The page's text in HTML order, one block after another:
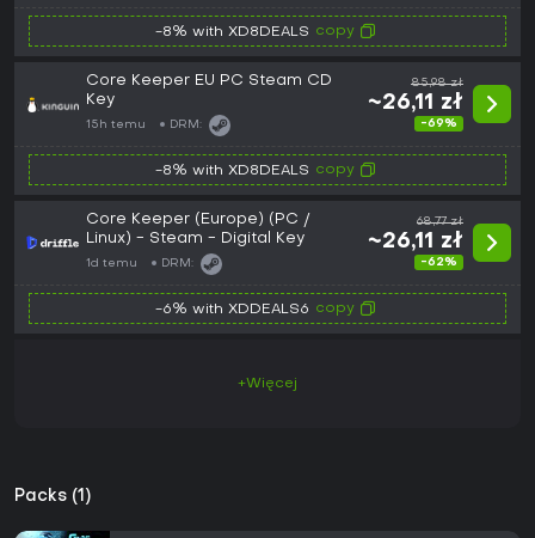
-8% with XD8DEALS copy
Core Keeper EU PC Steam CD
Key
15h temu DRM:
85,98 zł
~26,11 zł
-69%
-8% with XD8DEALS copy
Core Keeper (Europe) (PC /
Linux) - Steam - Digital Key
1d temu DRM:
68,77 zł
~26,11 zł
-62%
-6% with XDDEALS6 copy
+Więcej
Packs (1)